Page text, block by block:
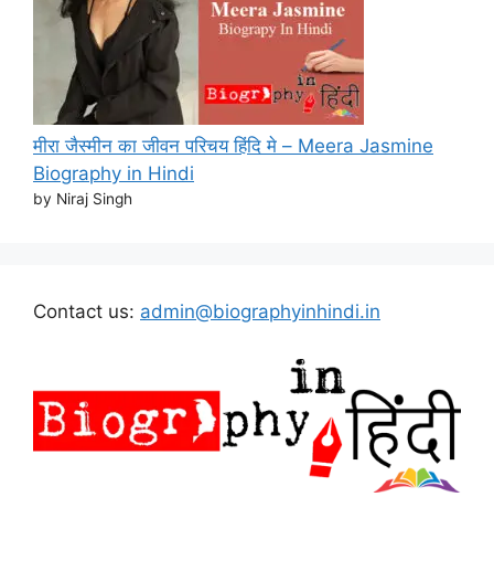
मीरा जैस्मीन का जीवन परिचय हिंदि मे – Meera Jasmine
Biography in Hindi
by Niraj Singh
Contact us: admin@biographyinhindi.in